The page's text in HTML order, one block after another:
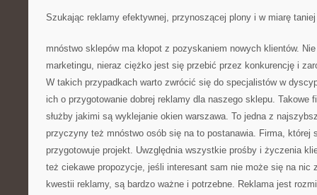
Szukając reklamy efektywnej, przynoszącej plony i w miarę taniej
mnóstwo sklepów ma kłopot z pozyskaniem nowych klientów.
marketingu, nieraz ciężko jest się przebić przez konkurencję i
W takich przypadkach warto zwrócić się do specjalistów w
ich o przygotowanie dobrej reklamy dla naszego sklepu. Takowe
służby jakimi są wyklejanie okien warszawa. To jedna z
przyczyny też mnóstwo osób się na to postanawia. Firma, której
przygotowuje projekt. Uwzględnia wszystkie prośby i życzenia
też ciekawe propozycje, jeśli interesant sam nie może się na nic
kwestii reklamy, są bardzo ważne i potrzebne. Reklama jest